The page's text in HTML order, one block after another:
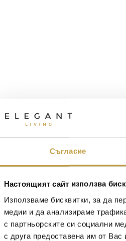
Съгласие
Настоящият сайт използва
Използваме бисквитки, за да
медии и да анализираме
с партньорските си социални
с друга предоставена им от